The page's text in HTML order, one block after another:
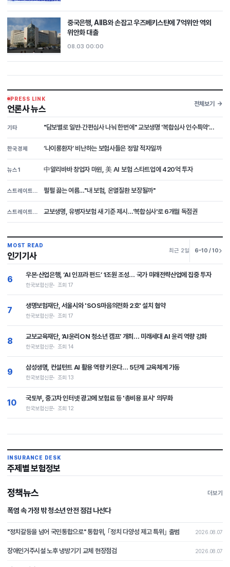
중국은행, AIIB와 손잡고 우즈베키스탄에 7억위안 역외
위안화 대출
08.03 00:00
PRESS LINK
언론사 뉴스
전체보기
기타 "담보별로 일반·간편심사 나눠 한번에" 교보생명 '복합심사 인수특약'...
한국경제 ‘나이롱환자’ 비난하는 보험사들은 정말 적자일까
뉴스1 中알리바바 창업자 마윈, 美 AI 보험 스타트업에 420억 투자
스트레이트뉴스 펄펄 끓는 여름…"내 보험, 온열질환 보장될까"
스트레이트뉴스 교보생명, 유병자보험 새 기준 제시…'복합심사'로 6개월 독점권
MOST READ
인기기사
최근 2일 6–10 / 10
6 우본·산업은행, ‘AI 인프라 펀드’ 1조원 조성… 국가 미래전략산업에 집중 투자
한국보험신문 조회 17
7 생명보험재단, 서울시와 'SOS마음의전화 2호' 설치 협약
한국보험신문 조회 17
8 교보교육재단, ‘AI윤리ON 청소년 캠프’ 개최… 미래세대 AI 윤리 역량 강화
한국보험신문 조회 14
9 삼성생명, 컨설턴트 AI 활용 역량 키운다… 5단계 교육체계 가동
한국보험신문 조회 13
10 국토부, 중고차 인터넷 광고에 보험료 등 '총비용 표시' 의무화
한국보험신문 조회 12
INSURANCE DESK
주제별 보험정보
정책뉴스 더보기
폭염 속 가정 밖 청소년 안전 점검 나선다
"정치갈등을 넘어 국민통합으로" 통합위, ｢정치 다양성 제고 특위｣ 출범 2026.08.07
장애인거주시설 노후 냉방기기 교체 현장점검 2026.08.07